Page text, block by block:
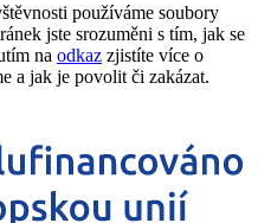
používáme soubory
jste srozuměni s tím, jak se
na odkaz zjistíte více o
a jak je povolit či zakázat.